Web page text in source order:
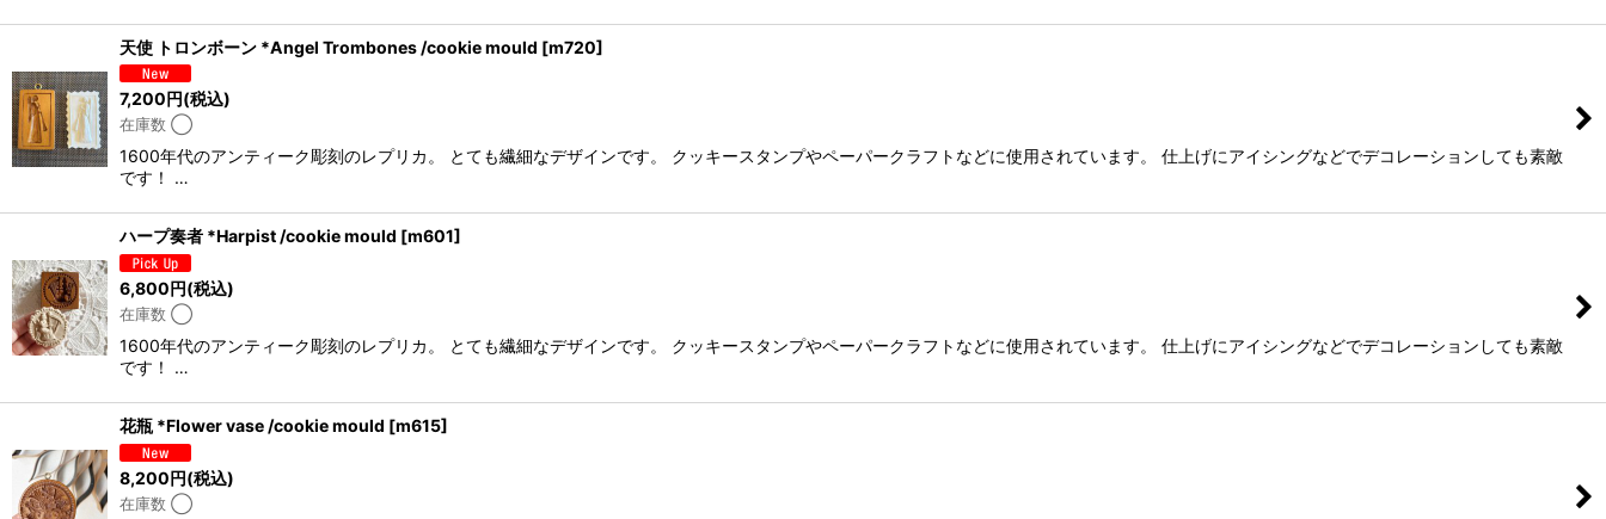
天使 トロンボーン *Angel Trombones /cookie mould [m720]
7,200円(税込)
在庫数 ◯
1600年代のアンティーク彫刻のレプリカ。 とても繊細なデザインです。 クッキースタンプやペーパークラフトなどに使用されています。 仕上げにアイシングなどでデコレーションしても素敵
です！ …
ハープ奏者 *Harpist /cookie mould [m601]
6,800円(税込)
在庫数 ◯
1600年代のアンティーク彫刻のレプリカ。 とても繊細なデザインです。 クッキースタンプやペーパークラフトなどに使用されています。 仕上げにアイシングなどでデコレーションしても素敵
です！ …
花瓶 *Flower vase /cookie mould [m615]
8,200円(税込)
在庫数 ◯